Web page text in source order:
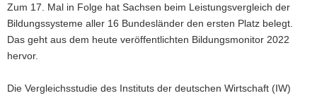
Zum 17. Mal in Folge hat Sachsen beim Leistungsvergleich der
Bildungssysteme aller 16 Bundesländer den ersten Platz belegt.
Das geht aus dem heute veröffentlichten Bildungsmonitor 2022
hervor.
Die Vergleichsstudie des Instituts der deutschen Wirtschaft (IW)